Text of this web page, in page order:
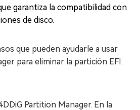
garantiza la compatibilidad con
de disco.
que pueden ayudarle a usar
para eliminar la partición EFI:
Partition Manager. En la